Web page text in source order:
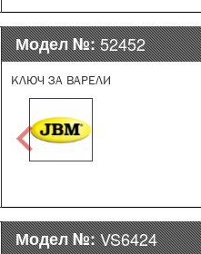
Модел №:52452
КЛЮЧ ЗА ВАРЕЛИ
Модел №:VS6424